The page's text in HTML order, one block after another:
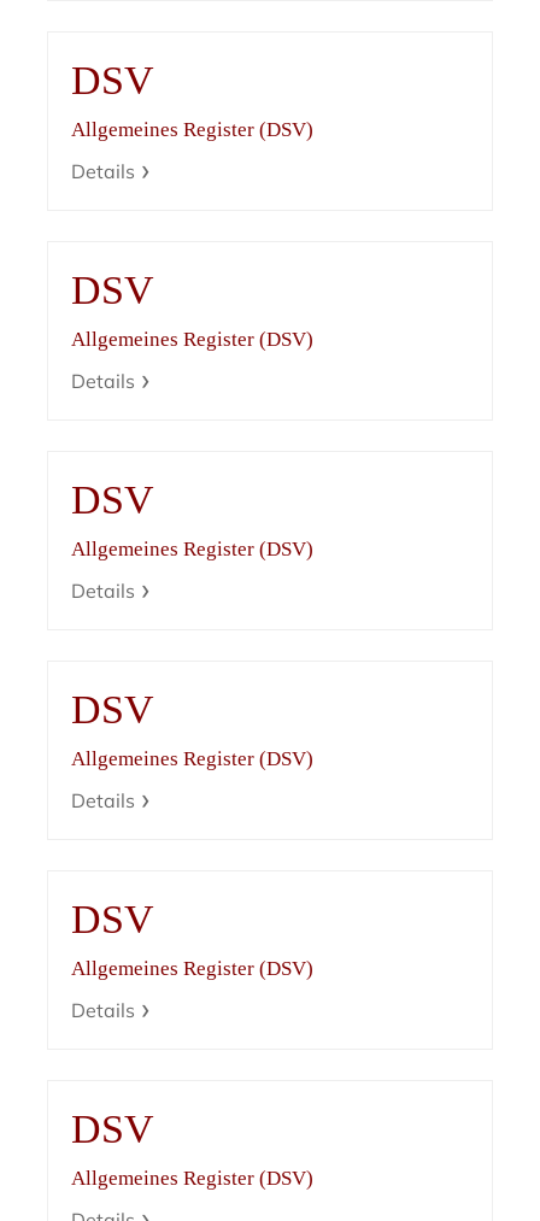
DSV
Allgemeines Register (DSV)
Details
DSV
Allgemeines Register (DSV)
Details
DSV
Allgemeines Register (DSV)
Details
DSV
Allgemeines Register (DSV)
Details
DSV
Allgemeines Register (DSV)
Details
DSV
Allgemeines Register (DSV)